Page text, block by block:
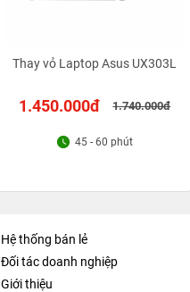
Thay vỏ Laptop Asus UX303L
1.450.000đ 1.740.000đ
45 - 60 phút
Hệ thống bán lẻ
Đối tác doanh nghiệp
Giới thiệu